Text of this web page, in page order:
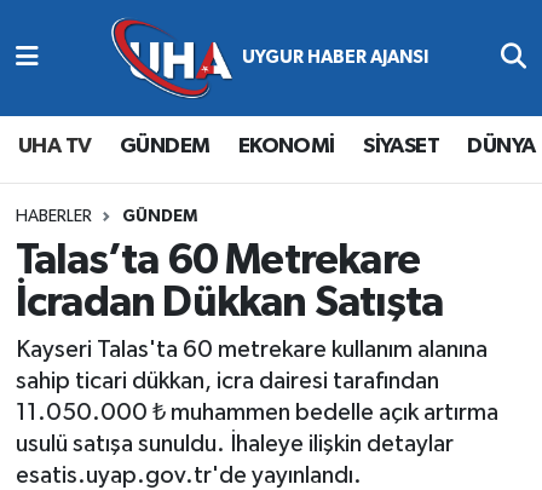
UHA TV GÜNDEM EKONOMİ SİYASET DÜNYA
HABERLER GÜNDEM
Talas’ta 60 Metrekare
İcradan Dükkan Satışta
Kayseri Talas'ta 60 metrekare kullanım alanına
sahip ticari dükkan, icra dairesi tarafından
11.050.000 ₺ muhammen bedelle açık artırma
usulü satışa sunuldu. İhaleye ilişkin detaylar
esatis.uyap.gov.tr'de yayınlandı.
Abone Ol
Gündem
Ekonomi
Magazin
Siyaset
Spor
Yaşam
Nöbetçi Eczaneler
Hava Durumu
Namaz Vakitleri
Trafik Durumu
Süper Lig Puan Durumu ve Fikstür
Tüm Manşetler
Son Dakika Haberleri